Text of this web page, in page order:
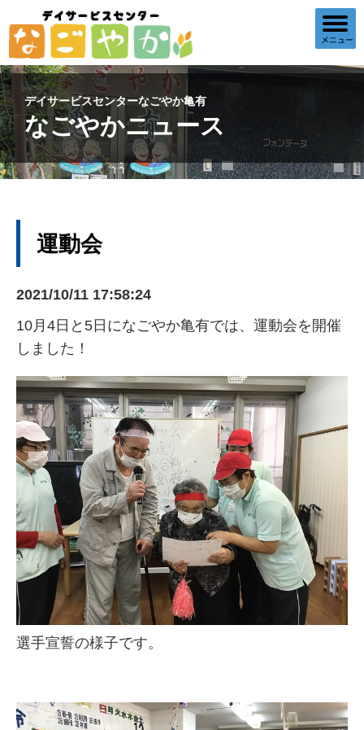
デイサービスセンターなごやか亀有
なごやかニュース
運動会
2021/10/11 17:58:24
10月4日と5日になごやか亀有では、運動会を開催
しました！
選手宣誓の様子です。